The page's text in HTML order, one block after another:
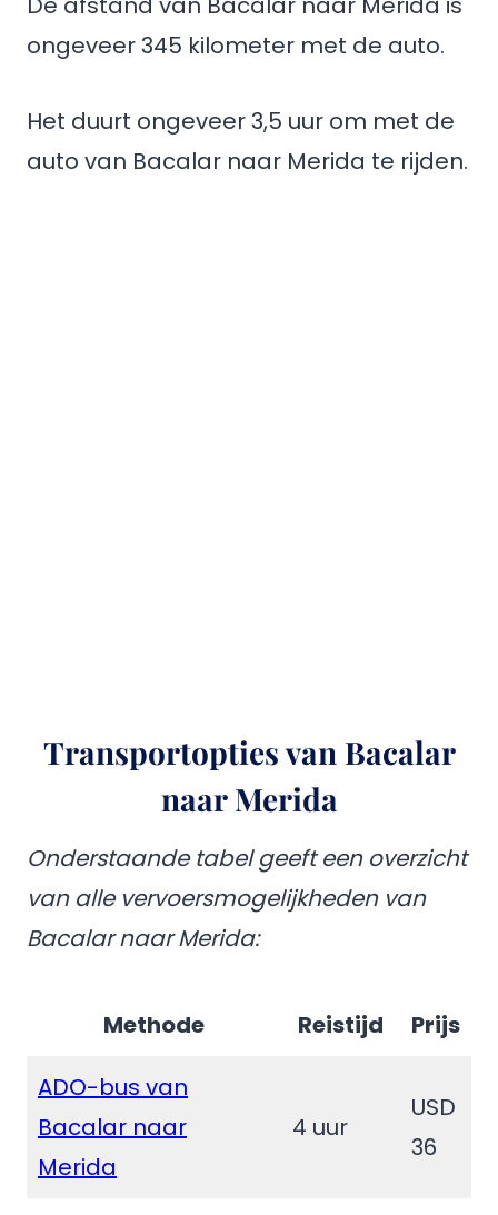
ongeveer 345 kilometer met de auto.
Het duurt ongeveer 3,5 uur om met de
auto van Bacalar naar Merida te rijden.
Transportopties van Bacalar
naar Merida
Onderstaande tabel geeft een overzicht
van alle vervoersmogelijkheden van
Bacalar naar Merida:
Methode Reistijd
Prijs
ADO-bus van
Bacalar naar
Merida
4 uur
USD
36